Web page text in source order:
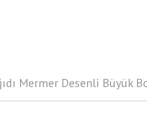
Mermer Desenli Büyük